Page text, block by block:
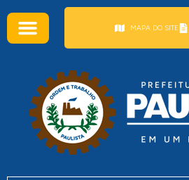
MAPA DO SITE